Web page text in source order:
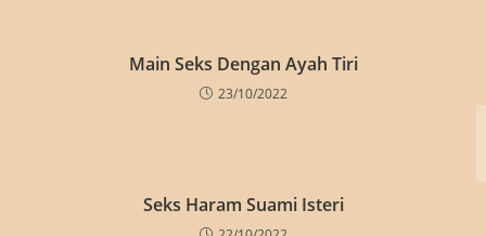
Main Seks Dengan Ayah Tiri
23/10/2022
Seks Haram Suami Isteri